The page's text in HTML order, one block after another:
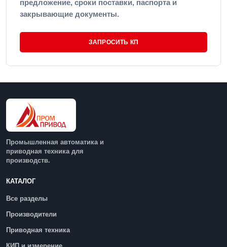
предложение, сроки поставки, паспорта и
закрывающие документы.
ЗАПРОСИТЬ КП
Промышленная автоматика и
приводная техника для
производств.
КАТАЛОГ
Все разделы
Производители
Приводная техника